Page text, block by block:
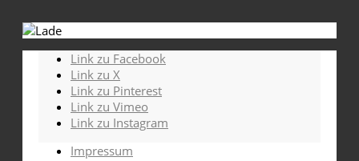
Link zu Facebook
Link zu X
Link zu Pinterest
Link zu Vimeo
Link zu Instagram
Impressum